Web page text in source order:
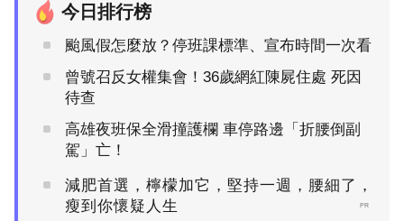
今日排行榜
颱風假怎麼放？停班課標準、宣布時間一次看
曾號召反女權集會！36歲網紅陳屍住處 死因
待查
高雄夜班保全滑撞護欄 車停路邊「折腰倒副
駕」亡！
減肥首選，檸檬加它，堅持一週，腰細了，
瘦到你懷疑人生
PR